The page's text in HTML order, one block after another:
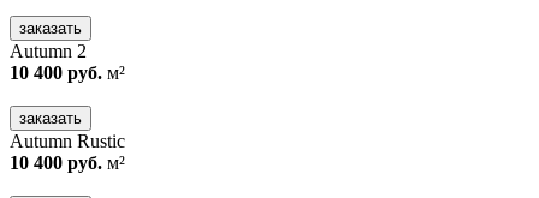
заказать
Autumn 2
10 400 руб. м²
заказать
Autumn Rustic
10 400 руб. м²